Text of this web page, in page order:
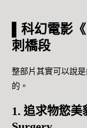
▌科幻電影
刺橋段
整部片其實可以說是
的。
1. 追求物慾美